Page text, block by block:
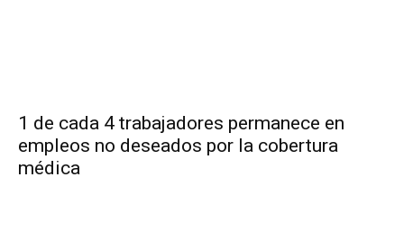
1 de cada 4 trabajadores permanece en
empleos no deseados por la cobertura
médica